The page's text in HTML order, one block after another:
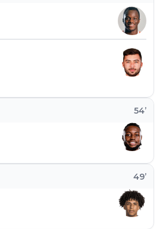
49’
54’